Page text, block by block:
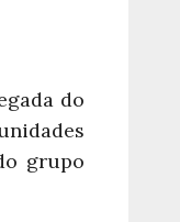
do
grupo